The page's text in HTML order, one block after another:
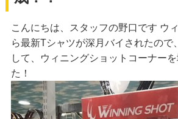
こんにちは、スタッフの野口です ウ
ら最新Tシャツが深月バイされたので
して、ウィニングショットコーナー
た！